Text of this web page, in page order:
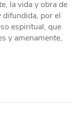
la vida y obra de
difundida, por el
espiritual, que
y amenamente,